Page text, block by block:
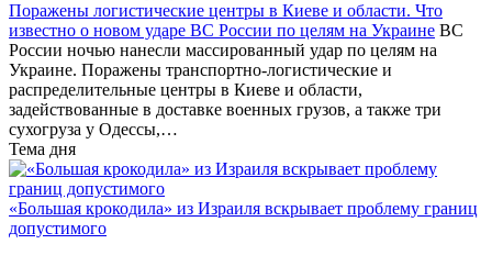
Поражены логистические центры в Киеве и области. Что
известно о новом ударе ВС России по целям на Украине ВС
России ночью нанесли массированный удар по целям на
Украине. Поражены транспортно-логистические и
распределительные центры в Киеве и области,
задействованные в доставке военных грузов, а также три
сухогруза у Одессы,…
Тема дня
«Большая крокодила» из Израиля вскрывает проблему границ
допустимого